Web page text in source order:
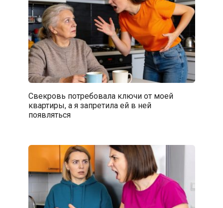
Свекровь потребовала ключи от моей
квартиры, а я запретила ей в ней
появляться